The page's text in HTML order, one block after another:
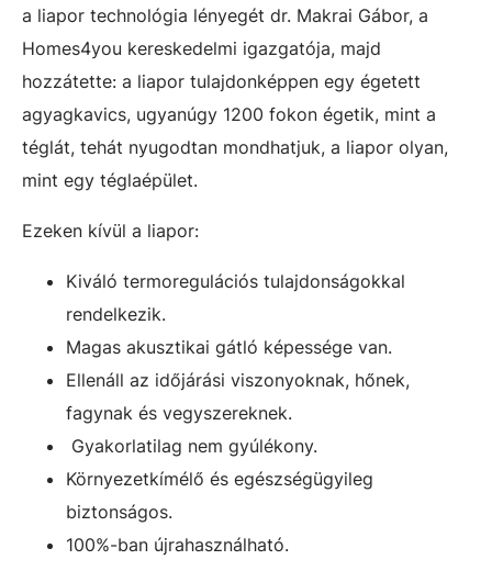
a liapor technológia lényegét dr. Makrai Gábor, a
Homes4you kereskedelmi igazgatója, majd
hozzátette: a liapor tulajdonképpen egy égetett
agyagkavics, ugyanúgy 1200 fokon égetik, mint a
téglát, tehát nyugodtan mondhatjuk, a liapor olyan,
mint egy téglaépület.
Ezeken kívül a liapor:
Kiváló termoregulációs tulajdonságokkal
rendelkezik.
Magas akusztikai gátló képessége van.
Ellenáll az időjárási viszonyoknak, hőnek,
fagynak és vegyszereknek.
Gyakorlatilag nem gyúlékony.
Környezetkímélő és egészségügyileg
biztonságos.
100%-ban újrahasználható.